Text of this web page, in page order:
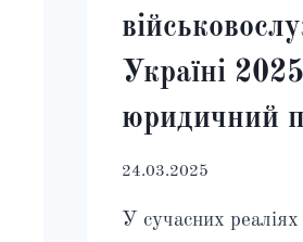
Україні
юридичний
24.03.2025
У сучасних реаліях